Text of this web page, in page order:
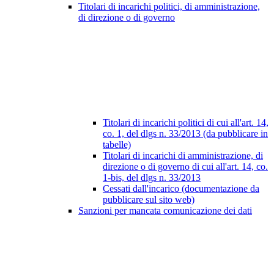
Titolari di incarichi politici, di amministrazione,
di direzione o di governo
Titolari di incarichi politici di cui all'art. 14,
co. 1, del dlgs n. 33/2013 (da pubblicare in
tabelle)
Titolari di incarichi di amministrazione, di
direzione o di governo di cui all'art. 14, co.
1-bis, del dlgs n. 33/2013
Cessati dall'incarico (documentazione da
pubblicare sul sito web)
Sanzioni per mancata comunicazione dei dati